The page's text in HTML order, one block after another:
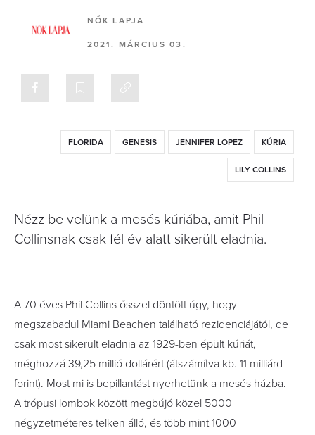
NŐK LAPJA
2021. MÁRCIUS 03.
FLORIDA GENESIS JENNIFER LOPEZ KÚRIA
LILY COLLINS
Nézz be velünk a mesés kúriába, amit Phil
Collinsnak csak fél év alatt sikerült eladnia.
A 70 éves Phil Collins ősszel döntött úgy, hogy
megszabadul Miami Beachen található rezidenciájától, de
csak most sikerült eladnia az 1929-ben épült kúriát,
méghozzá 39,25 millió dollárért (átszámítva kb. 11 milliárd
forint). Most mi is bepillantást nyerhetünk a mesés házba.
A trópusi lombok között megbújó közel 5000
négyzetméteres telken álló, és több mint 1000